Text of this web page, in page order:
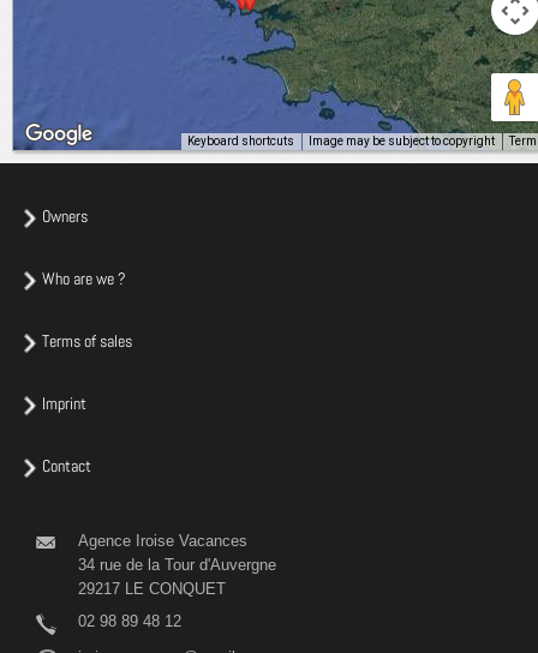
Keyboard shortcuts Image may be subject to copyright
Owners
Who are we ?
Terms of sales
Imprint
Contact
Agence Iroise Vacances
34 rue de la Tour d'Auvergne
29217 LE CONQUET
02 98 89 48 12